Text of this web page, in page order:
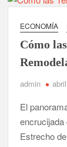
Las
El FMI alerta
¿Sólo
El
ECONOMÍA
Cómo
admin
El
Estrecho